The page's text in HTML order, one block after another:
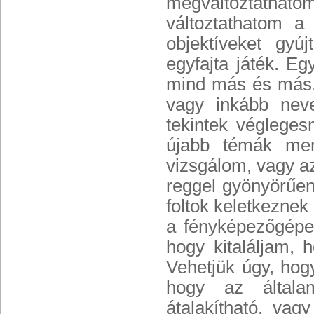
változtathatom
objektíveket
egyfajta játék.
mind más és
vagy inkább
tekintek
újabb témák
vizsgálom, vagy
reggel
foltok
a
hogy kitaláljam,
Vehetjük úgy,
hogy az
átalakítható,